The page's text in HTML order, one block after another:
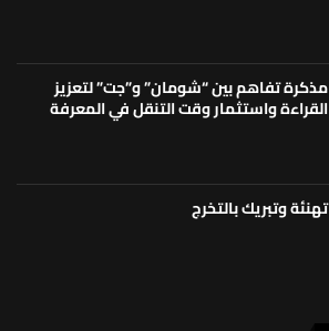
مذكرة تفاهم بين “شومان” و”جت” لتعزيز
القراءة واستثمار وقت التنقل في المعرفة
تهنئة وتبريك بالتخرج